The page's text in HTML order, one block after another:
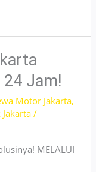
24 Jam!
Motor Jakarta,
/
MELALUI